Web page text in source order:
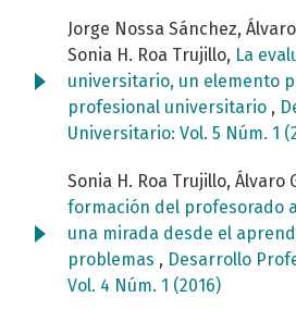
Jorge Nossa Sánchez,
Sonia H. Roa Trujillo, La
universitario, un elemento
profesional universitario ,
Universitario: Vol. 5 Núm. 1
Sonia H. Roa Trujillo, Álvaro
formación del profesorado
una mirada desde el
problemas , Desarrollo
Vol. 4 Núm. 1 (2016)